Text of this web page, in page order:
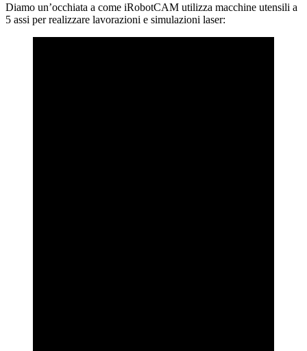
Diamo un’occhiata a come iRobotCAM utilizza macchine utensili a
5 assi per realizzare lavorazioni e simulazioni laser: